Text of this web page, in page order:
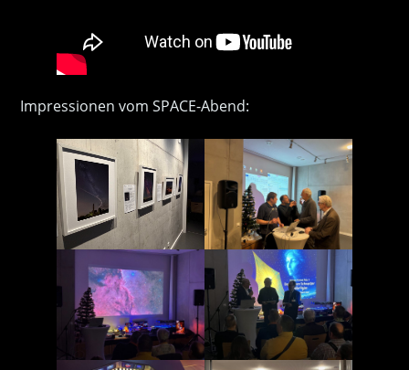
Impressionen vom SPACE-Abend: